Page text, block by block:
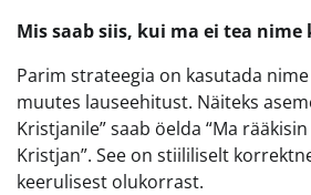
Mis saab siis, kui ma ei tea nime
Parim strateegia on kasutada
muutes lauseehitust. Näiteks
Kristjanile” saab öelda “Ma
Kristjan”. See on stiililiselt
keerulisest olukorrast.